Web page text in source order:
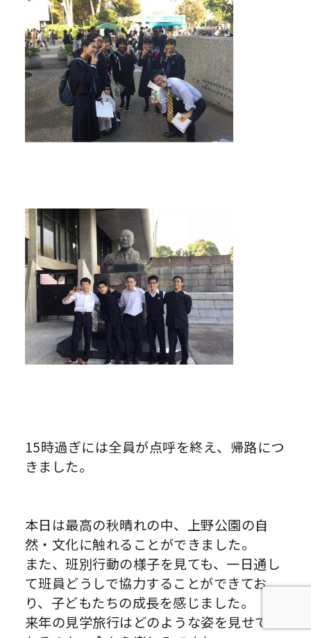
15時過ぎには全員が点呼を終え、帰路につ
きました。
本日は最高の秋晴れの中、上野公園の自
然・文化に触れることができました。
また、班別行動の様子を見ても、一日通し
て班員どうしで協力することができてお
り、子どもたちの成長を感じました。
来年の見学旅行はどのような姿を見せてく